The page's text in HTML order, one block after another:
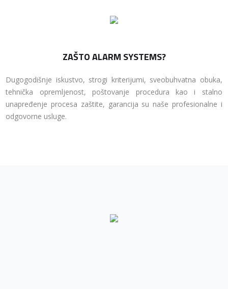
ZAŠTO ALARM SYSTEMS?
Dugogodišnje iskustvo, strogi kriterijumi, sveobuhvatna obuka,
tehnička opremljenost, poštovanje procedura kao i stalno
unapređenje procesa zaštite, garancija su naše profesionalne i
odgovorne usluge.